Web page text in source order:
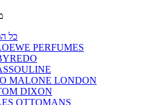
כל
PERFUMES
MALONE LONDON
DIXON
OTTOMANS